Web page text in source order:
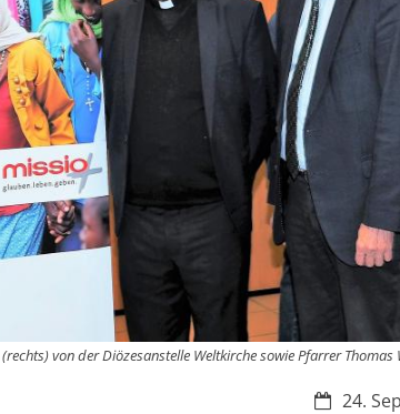
von der Diözesanstelle Weltkirche sowie Pfarrer Thomas
Datum:
24.